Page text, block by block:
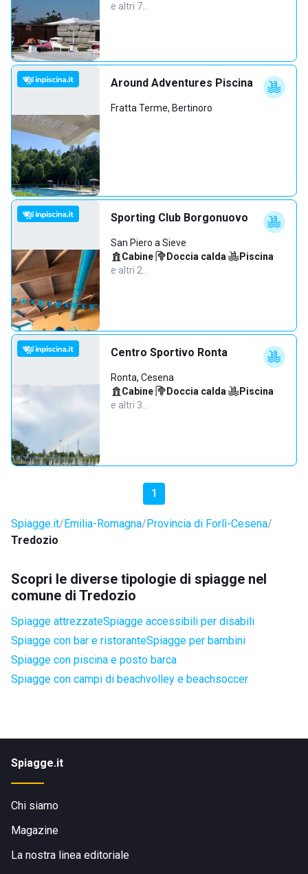
e altri 7…
Around Adventures Piscina
Fratta Terme, Bertinoro
Sporting Club Borgonuovo
San Piero a Sieve
Cabine· Doccia calda· Piscina·
e altri 2…
Centro Sportivo Ronta
Ronta, Cesena
Cabine· Doccia calda· Piscina·
e altri 3…
1
Spiagge.it Emilia-Romagna Provincia di Forlì-Cesena
Tredozio
Scopri le diverse tipologie di spiagge nel
comune di Tredozio
Spiagge attrezzateSpiagge accessibili per disabili
Spiagge con bar e ristoranteSpiagge per bambini
Spiagge con piscina e posto barca
Spiagge con campi di beachvolley e beachsoccer
Spiagge.it
Chi siamo
Magazine
La nostra linea editoriale